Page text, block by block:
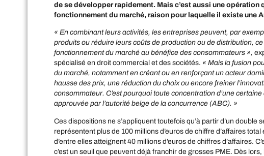
de se développer rapidement. Mais c’est aussi une opération
fonctionnement du marché, raison pour laquelle il existe une
« En combinant leurs activités, les entreprises peuvent, par
produits ou réduire leurs coûts de production ou de distribution,
fonctionnement du marché au bénéfice des consommateurs »,
spécialisé en droit commercial et des sociétés. « Mais la fusion
du marché, notamment en créant ou en renforçant un acteur
hausse des prix, une réduction du choix ou encore freiner
consommateur. C’est pourquoi toute concentration d’une
approuvée par l’autorité belge de la concurrence (ABC). »
Ces dispositions ne s’appliquent toutefois qu’à partir d’un double
représentent plus de 100 millions d’euros de chiffre d’affaires
d’entre elles atteignent 40 millions d’euros de chiffres d’affaires.
c’est un seuil que peuvent déjà franchir de grosses PME. Dès lors,